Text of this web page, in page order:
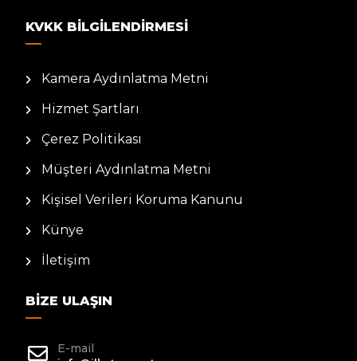
KVKK BILGILENDIRMESI
Kamera Aydınlatma Metni
Hizmet Şartları
Çerez Politikası
Müşteri Aydınlatma Metni
Kişisel Verileri Koruma Kanunu
Künye
İletişim
BIZE ULAŞIN
E-mail